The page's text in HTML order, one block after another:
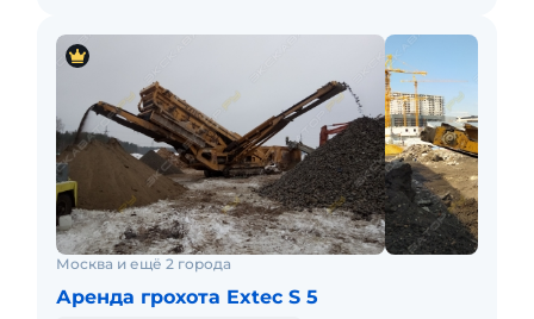
Москва и ещё 2 города
Аренда грохота Extec S 5